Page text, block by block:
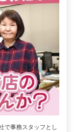
で事務スタッフとし